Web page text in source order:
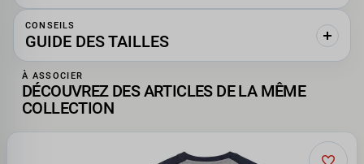
CONSEILS
GUIDE DES TAILLES
À ASSOCIER
DÉCOUVREZ DES ARTICLES DE LA MÊME
COLLECTION